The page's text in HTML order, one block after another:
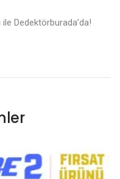
Dedektörburada’da!